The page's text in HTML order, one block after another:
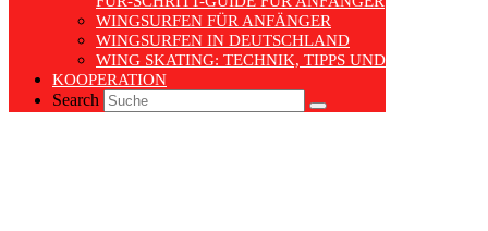
WINGSURFEN FÜR ANFÄNGER
WINGSURFEN IN DEUTSCHLAND
WING SKATING: TECHNIK, TIPPS UND TRENDS
KOOPERATION
Search